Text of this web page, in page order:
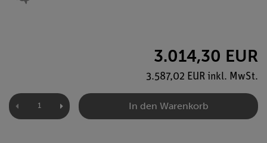
3.014,30 EUR
3.587,02 EUR inkl. MwSt.
In den Warenkorb